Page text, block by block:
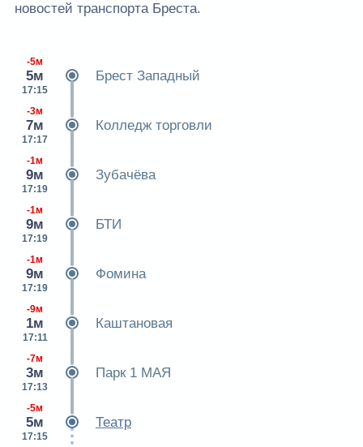
новостей транспорта Бреста.
-5м
5м
17:15
Брест Западный
-3м
7м
17:17
Колледж торговли
-1м
9м
17:19
Зубачёва
-1м
9м
17:19
БТИ
-1м
9м
17:19
Фомина
-9м
1м
17:11
Каштановая
-7м
3м
17:13
Парк 1 МАЯ
-5м
5м
17:15
Театр